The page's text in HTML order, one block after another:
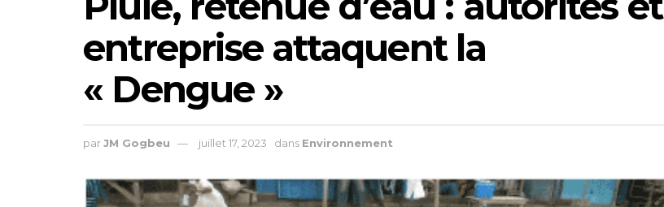
entreprise attaquent la
« Dengue »
parJM Gogbeu juillet 17, 2023 dans Environnement